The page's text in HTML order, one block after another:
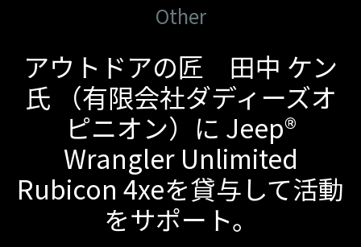
Other
アウトドアの匠 田中 ケン
氏 （有限会社ダディーズオ
ピニオン）に Jeep®
Wrangler Unlimited
Rubicon 4xeを貸与して活動
をサポート。